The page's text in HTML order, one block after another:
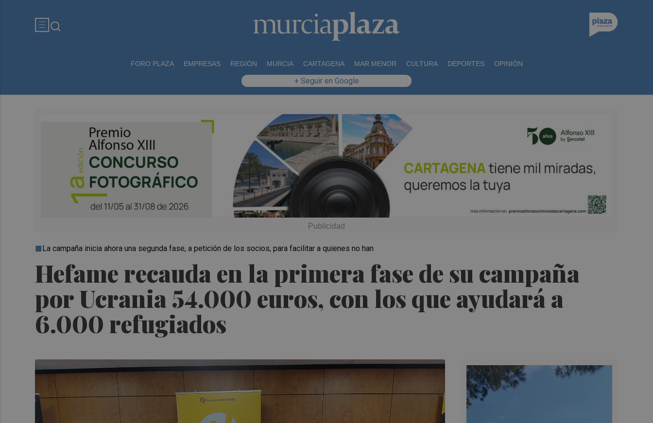
FORO PLAZA EMPRESAS REGIÓN MURCIA CARTAGENA MAR MENOR CULTURA DEPORTES OPINIÓN
+ Seguir en Google
Hefame recauda en la primera fase de su campaña
por Ucrania 54.000 euros, con los que ayudará a
6.000 refugiados
La campaña inicia ahora una segunda fase, a petición de los socios, para facilitar a quienes no han